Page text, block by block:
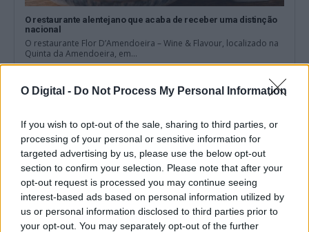
O Digital - Do Not Process My Personal Information
If you wish to opt-out of the sale, sharing to third parties, or
processing of your personal or sensitive information for
targeted advertising by us, please use the below opt-out
section to confirm your selection. Please note that after your
opt-out request is processed you may continue seeing
interest-based ads based on personal information utilized by
us or personal information disclosed to third parties prior to
your opt-out. You may separately opt-out of the further
O restaurante alentejano que acaba de receber uma distinção
nacional
O restaurante Flor D’Amendoeira – Wine & Flavour, localizado na
Quinta da Amendoeira, em...
6 Agosto, 2026 - 10:09